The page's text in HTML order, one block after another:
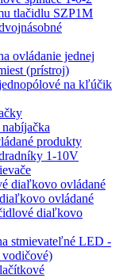
tlačidlu SZP1M
ovládanie jednej
(prístroj)
na kľúčik
produkty
1-10V
diaľkovo ovládané
ovládané
diaľkovo
stmievateľné LED -